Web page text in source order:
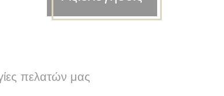
πελατών μας